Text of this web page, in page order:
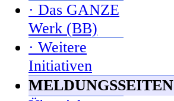
· Das GANZE
Werk (BB)
· Weitere
Initiativen
MELDUNGSSEITEN